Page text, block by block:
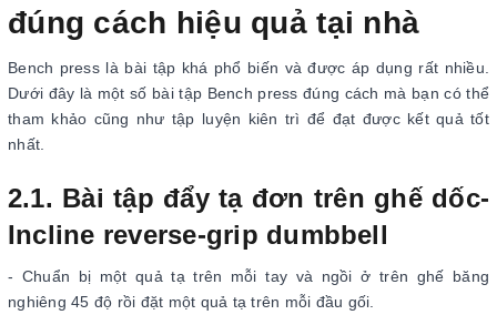
đúng cách hiệu quả tại nhà
Bench press là bài tập khá phổ biến và được áp dụng rất nhiều.
Dưới đây là một số bài tập Bench press đúng cách mà bạn có thể
tham khảo cũng như tập luyện kiên trì để đạt được kết quả tốt
nhất.
2.1. Bài tập đẩy tạ đơn trên ghế dốc-
Incline reverse-grip dumbbell
- Chuẩn bị một quả tạ trên mỗi tay và ngồi ở trên ghế băng
nghiêng 45 độ rồi đặt một quả tạ trên mỗi đầu gối.